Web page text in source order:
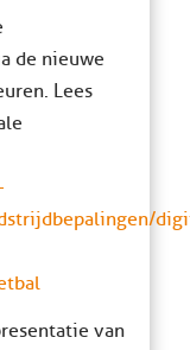
de nieuwe
Lees
van